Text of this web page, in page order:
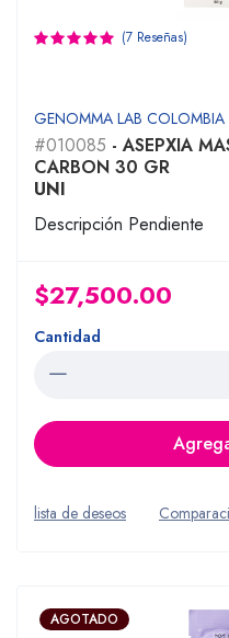
(7 Reseñas)
GENOMMA LAB COLOMBIA
#010085 - ASEPXIA
CARBON 30 GR
UNI
Descripción Pendiente
$27,500.00
Cantidad
lista de deseos
AGOTADO